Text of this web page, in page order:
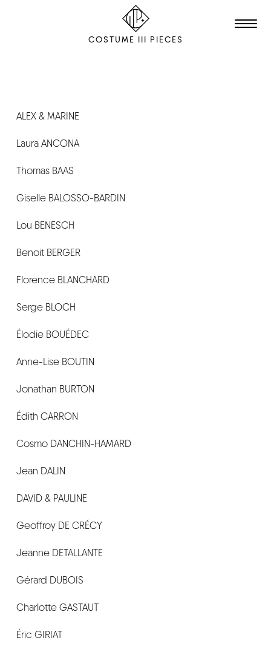
COSTUME III PIECES
STUDIO
ÉDITION
FILM & ANIMATION
SCÉNOGRAPHIE
CONTACT
ALEX & MARINE
Laura ANCONA
Thomas BAAS
Giselle BALOSSO-BARDIN
Lou BENESCH
Benoit BERGER
Florence BLANCHARD
Serge BLOCH
Élodie BOUÉDEC
Anne-Lise BOUTIN
Jonathan BURTON
Édith CARRON
Cosmo DANCHIN-HAMARD
Jean DALIN
DAVID & PAULINE
Geoffroy DE CRÉCY
Jeanne DETALLANTE
Gérard DUBOIS
Charlotte GASTAUT
Éric GIRIAT